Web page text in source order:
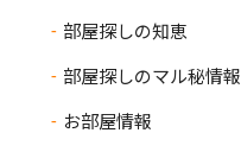
部屋探しの知恵
部屋探しのマル秘情報
お部屋情報